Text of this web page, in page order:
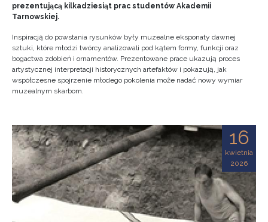
prezentującą kilkadziesiąt prac studentów Akademii
Tarnowskiej.
Inspiracją do powstania rysunków były muzealne eksponaty dawnej
sztuki, które młodzi twórcy analizowali pod kątem formy, funkcji oraz
bogactwa zdobień i ornamentów. Prezentowane prace ukazują proces
artystycznej interpretacji historycznych artefaktów i pokazują, jak
współczesne spojrzenie młodego pokolenia może nadać nowy wymiar
muzealnym skarbom.
16
kwietnia
2026